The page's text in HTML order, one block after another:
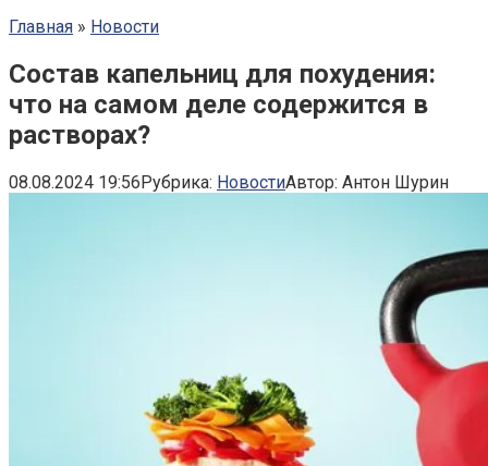
Главная » Новости
Состав капельниц для похудения:
что на самом деле содержится в
растворах?
08.08.2024 19:56Рубрика: НовостиАвтор: Антон Шурин